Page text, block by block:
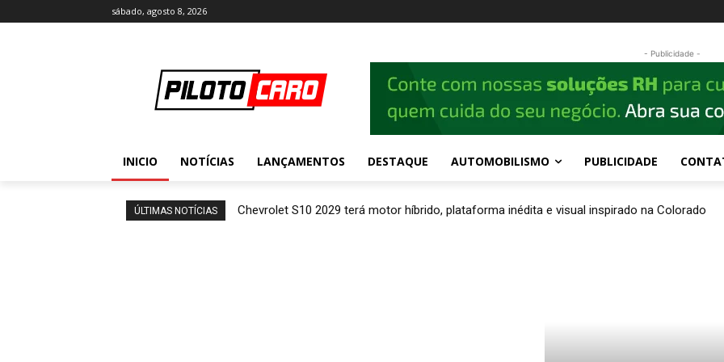
sábado, agosto 8, 2026
- Publicidade -
INICIO NOTÍCIAS LANÇAMENTOS DESTAQUE AUTOMOBILISMO PUBLICIDADE
ÚLTIMAS NOTÍCIAS Chevrolet S10 2029 terá motor híbrido, plataforma inédita e visual inspirado na Colorado